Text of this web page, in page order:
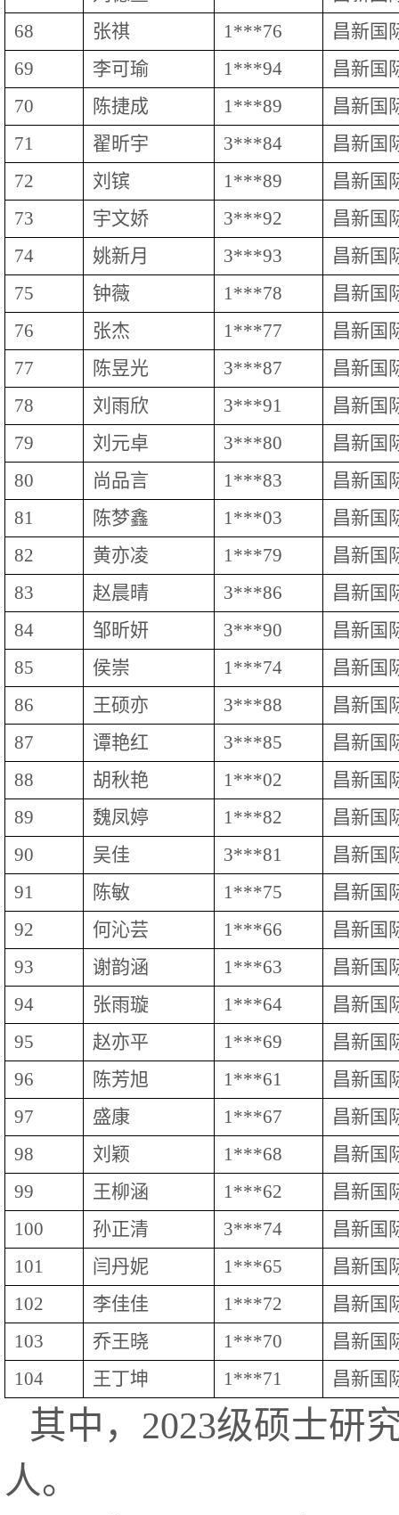
68
张祺 1***76
昌新国
69
李可瑜 1***94
昌新国
70
陈捷成 1***89
昌新国
71
翟昕宇 3***84
昌新国
72
刘镔 1***89
昌新国
73
宇文娇 3***92
昌新国
74
姚新月 3***93
昌新国
75
钟薇 1***78
昌新国
76
张杰 1***77
昌新国
77
陈昱光 3***87
昌新国
78
刘雨欣 3***91
昌新国
79
刘元卓 3***80
昌新国
80
尚品言 1***83
昌新国
81
陈梦鑫 1***03
昌新国
82
黄亦凌 1***79
昌新国
83
赵晨晴 3***86
昌新国
84
邹昕妍 3***90
昌新国
85
侯崇 1***74
昌新国
86
王硕亦 3***88
昌新国
87
谭艳红 3***85
昌新国
88
胡秋艳 1***02
昌新国
89
魏凤婷 1***82
昌新国
90
吴佳 3***81
昌新国
91
陈敏 1***75
昌新国
92
何沁芸 1***66
昌新国
93
谢韵涵 1***63
昌新国
94
张雨璇 1***64
昌新国
95
赵亦平 1***69
昌新国
96
陈芳旭 1***61
昌新国
97
盛康 1***67
昌新国
98
刘颖 1***68
昌新国
99
王柳涵 1***62
昌新国
100
孙正清 3***74
昌新国
101
闫丹妮 1***65
昌新国
102
李佳佳 1***72
昌新国
103
乔王晓 1***70
昌新国
104
王丁坤 1***71 昌新国
其中，2023级硕士研
人。